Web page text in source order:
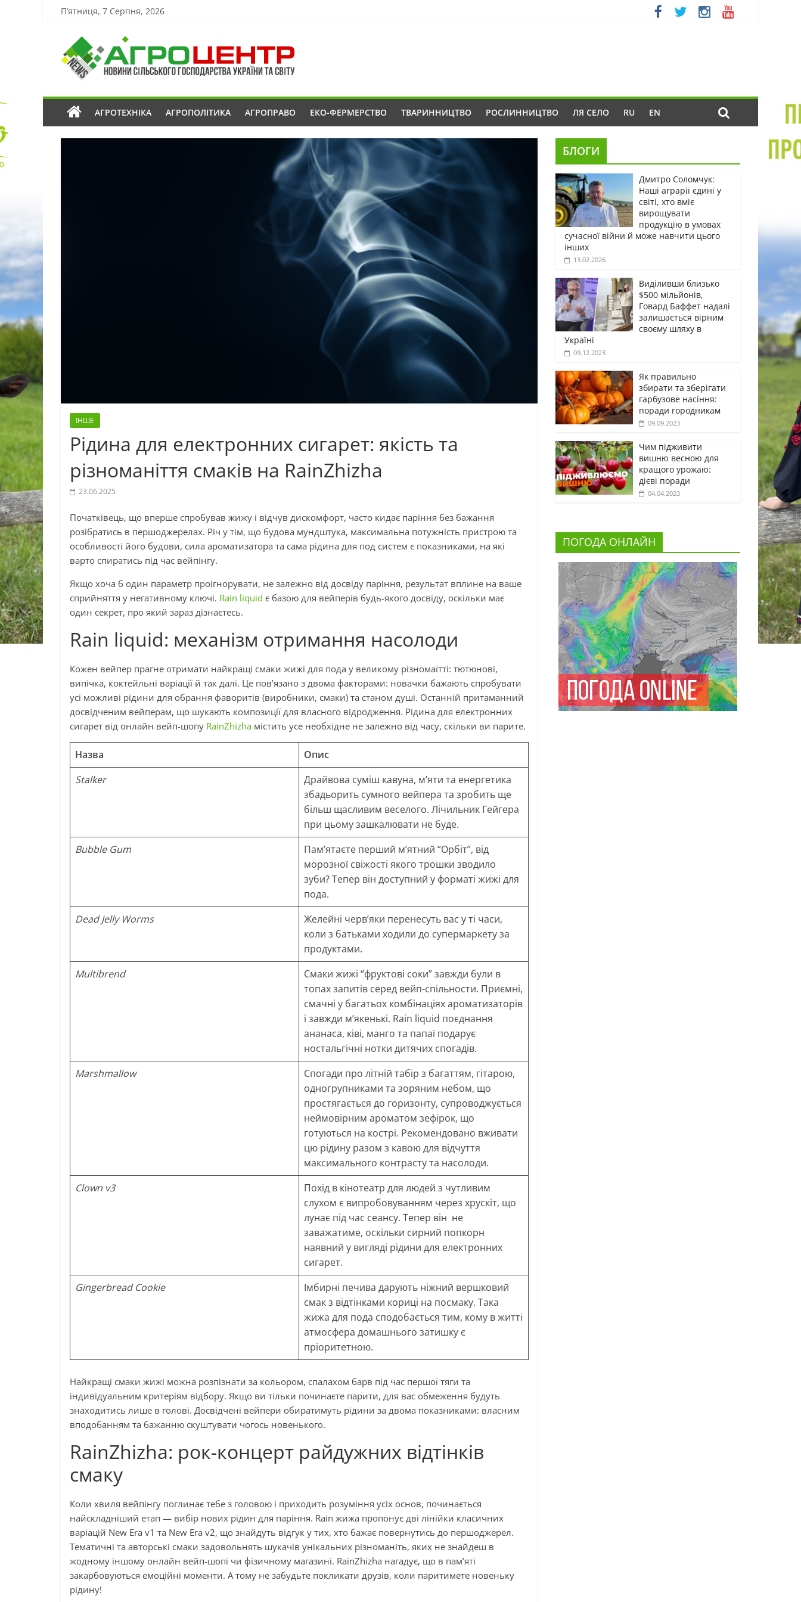
П’ятниця, 7 Серпня, 2026
АГРОТЕХНІКА АГРОПОЛІТИКА АГРОПРАВО ЕКО-ФЕРМЕРСТВО ТВАРИННИЦТВО РОСЛИННИЦТВО ЛЯ СЕЛО RU EN
ІНШЕ
Рідина для електронних сигарет: якість та
різноманіття смаків на RainZhizha
23.06.2025
Початківець, що вперше спробував жижу і відчув дискомфорт, часто кидає паріння без бажання
розібратись в першоджерелах. Річ у тім, що будова мундштука, максимальна потужність пристрою та
особливості його будови, сила ароматизатора та сама рідина для под систем є показниками, на які
варто спиратись під час вейпінгу.
Якщо хоча б один параметр проігнорувати, не залежно від досвіду паріння, результат вплине на ваше
сприйняття у негативному ключі. Rain liquid є базою для вейперів будь-якого досвіду, оскільки має
один секрет, про який зараз дізнаєтесь.
Rain liquid: механізм отримання насолоди
Кожен вейпер прагне отримати найкращі смаки жижі для пода у великому різномаїтті: тютюнові,
випічка, коктейльні варіації й так далі. Це пов’язано з двома факторами: новачки бажають спробувати
усі можливі рідини для обрання фаворитів (виробники, смаки) та станом душі. Останній притаманний
досвідченим вейперам, що шукають композиції для власного відродження. Рідина для електронних
сигарет від онлайн вейп-шопу RainZhizha містить усе необхідне не залежно від часу, скільки ви парите.
Назва
Опис
Stalker
Драйвова суміш кавуна, м’яти та енергетика
збадьорить сумного вейпера та зробить ще
більш щасливим веселого. Лічильник Гейгера
при цьому зашкалювати не буде.
Bubble Gum
Пам’ятаєте перший м’ятний “Орбіт”, від
морозної свіжості якого трошки зводило
зуби? Тепер він доступний у форматі жижі для
пода.
Dead Jelly Worms
Желейні черв’яки перенесуть вас у ті часи,
коли з батьками ходили до супермаркету за
продуктами.
Multibrend
Смаки жижі “фруктові соки” завжди були в
топах запитів серед вейп-спільности. Приємні,
смачні у багатьох комбінаціях ароматизаторів
і завжди м’якенькі. Rain liquid поєднання
ананаса, ківі, манго та папаї подарує
ностальгічні нотки дитячих спогадів.
Marshmallow
Спогади про літній табір з багаттям, гітарою,
одногрупниками та зоряним небом, що
простягається до горизонту, супроводжується
неймовірним ароматом зефірок, що
готуються на кострі. Рекомендовано вживати
цю рідину разом з кавою для відчуття
максимального контрасту та насолоди.
Clown v3
Похід в кінотеатр для людей з чутливим
слухом є випробовуванням через хрускіт, що
лунає під час сеансу. Тепер він не
заважатиме, оскільки сирний попкорн
наявний у вигляді рідини для електронних
сигарет.
Gingerbread Cookie
Імбирні печива дарують ніжний вершковий
смак з відтінками кориці на посмаку. Така
жижа для пода сподобається тим, кому в житті
атмосфера домашнього затишку є
пріоритетною.
Найкращі смаки жижі можна розпізнати за кольором, спалахом барв під час першої тяги та
індивідуальним критеріям відбору. Якщо ви тільки починаєте парити, для вас обмеження будуть
знаходитись лише в голові. Досвідчені вейпери обиратимуть рідини за двома показниками: власним
вподобанням та бажанню скуштувати чогось новенького.
RainZhizha: рок-концерт райдужних відтінків
смаку
Коли хвиля вейпінгу поглинає тебе з головою і приходить розуміння усіх основ, починається
найскладніший етап — вибір нових рідин для паріння. Rain жижа пропонує дві лінійки класичних
варіацій New Era v1 та New Era v2, що знайдуть відгук у тих, хто бажає повернутись до першоджерел.
Тематичні та авторські смаки задовольнять шукачів унікальних різноманіть, яких не знайдеш в
жодному іншому онлайн вейп-шопі чи фізичному магазині. RainZhizha нагадує, що в пам’яті
закарбовуються емоційні моменти. А тому не забудьте покликати друзів, коли паритимете новеньку
рідину!
БЛОГИ
Дмитро Соломчук:
Наші аграрії єдині у
світі, хто вміє
вирощувати
продукцію в умовах
сучасної війни й може навчити цього
інших
13.02.2026
Виділивши близько
$500 мільйонів,
Говард Баффет надалі
залишається вірним
своєму шляху в
Україні
09.12.2023
Як правильно
збирати та зберігати
гарбузове насіння:
поради городникам
09.09.2023
Чим підживити
вишню весною для
кращого урожаю:
дієві поради
04.04.2023
ПОГОДА ОНЛАЙН